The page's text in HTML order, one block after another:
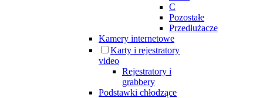
C
Pozostałe
Przedłużacze
Kamery internetowe
Karty i rejestratory
video
Rejestratory i
grabbery
Podstawki chłodzące